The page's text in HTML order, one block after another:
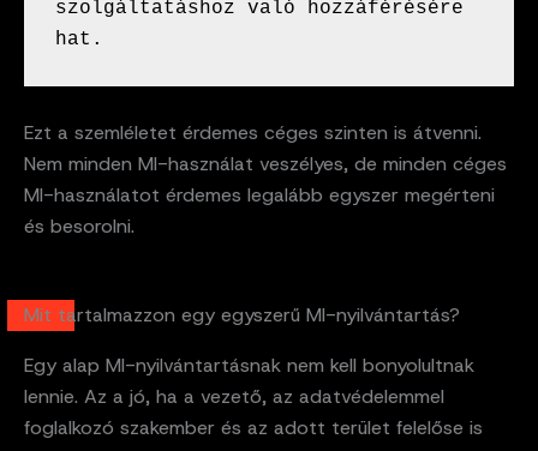
szolgáltatáshoz való hozzáférésére
hat.
Ezt a szemléletet érdemes céges szinten is átvenni.
Nem minden MI-használat veszélyes, de minden céges
MI-használatot érdemes legalább egyszer megérteni
és besorolni.
Mit tartalmazzon egy egyszerű MI-nyilvántartás?
Egy alap MI-nyilvántartásnak nem kell bonyolultnak
lennie. Az a jó, ha a vezető, az adatvédelemmel
foglalkozó szakember és az adott terület felelőse is